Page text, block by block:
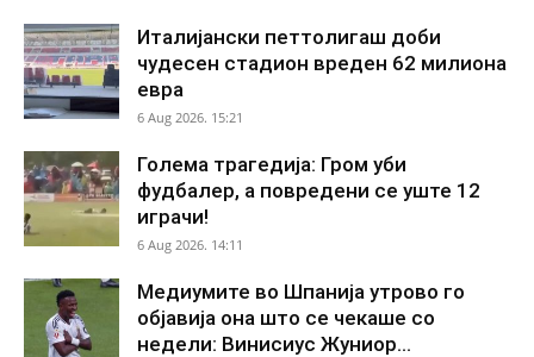
Италијански петтолигаш доби
чудесен стадион вреден 62 милиона
евра
6 Aug 2026. 15:21
Голема трагедија: Гром уби
фудбалер, а повредени се уште 12
играчи!
6 Aug 2026. 14:11
Медиумите во Шпанија утрово го
објавија она што се чекаше со
недели: Винисиус Жуниор...